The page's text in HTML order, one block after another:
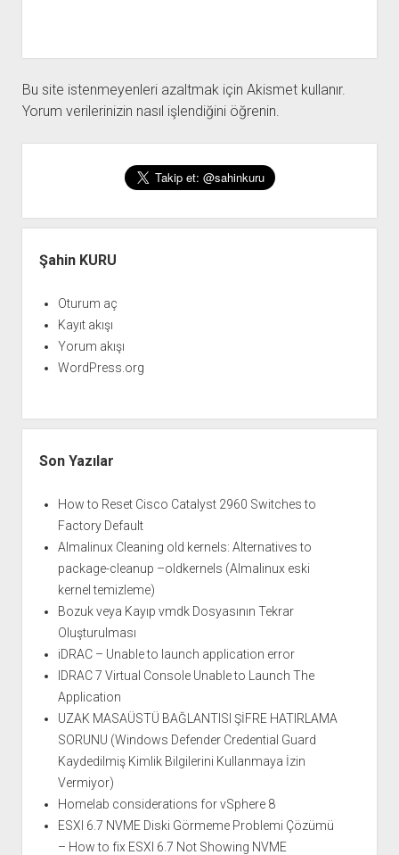
Bu site istenmeyenleri azaltmak için Akismet kullanır.
Yorum verilerinizin nasıl işlendiğini öğrenin.
Şahin KURU
Oturum aç
Kayıt akışı
Yorum akışı
WordPress.org
Son Yazılar
How to Reset Cisco Catalyst 2960 Switches to
Factory Default
Almalinux Cleaning old kernels: Alternatives to
package-cleanup –oldkernels (Almalinux eski
kernel temizleme)
Bozuk veya Kayıp vmdk Dosyasının Tekrar
Oluşturulması
iDRAC – Unable to launch application error
IDRAC 7 Virtual Console Unable to Launch The
Application
UZAK MASAÜSTÜ BAĞLANTISI ŞİFRE HATIRLAMA
SORUNU (Windows Defender Credential Guard
Kaydedilmiş Kimlik Bilgilerini Kullanmaya İzin
Vermiyor)
Homelab considerations for vSphere 8
ESXI 6.7 NVME Diski Görmeme Problemi Çözümü
– How to fix ESXI 6.7 Not Showing NVME